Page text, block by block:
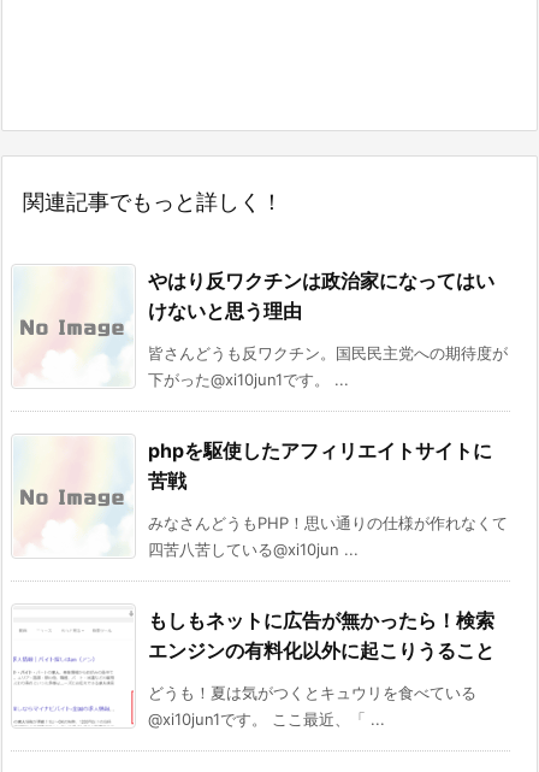
関連記事でもっと詳しく！
やはり反ワクチンは政治家になってはい
けないと思う理由
皆さんどうも反ワクチン。国民民主党への期待度が
下がった@xi10jun1です。 ...
phpを駆使したアフィリエイトサイトに
苦戦
みなさんどうもPHP！思い通りの仕様が作れなくて
四苦八苦している@xi10jun ...
もしもネットに広告が無かったら！検索
エンジンの有料化以外に起こりうること
どうも！夏は気がつくとキュウリを食べている
@xi10jun1です。 ここ最近、「 ...